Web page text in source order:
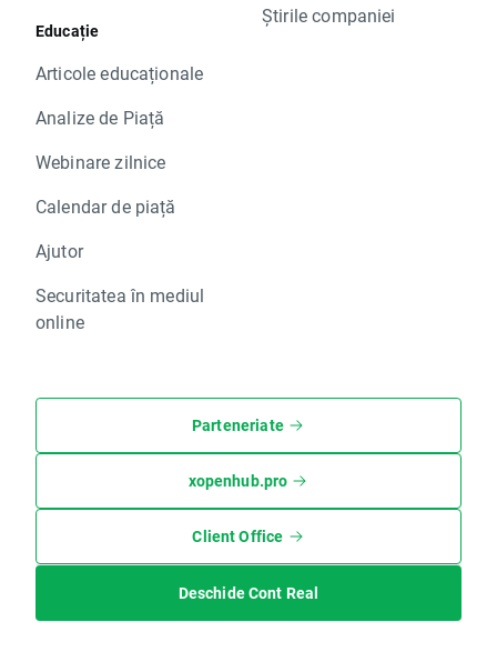
Educație
Articole educaționale
Analize de Piață
Webinare zilnice
Calendar de piață
Ajutor
Securitatea în mediul
online
Știrile companiei
Parteneriate
xopenhub.pro
Client Office
Deschide Cont Real